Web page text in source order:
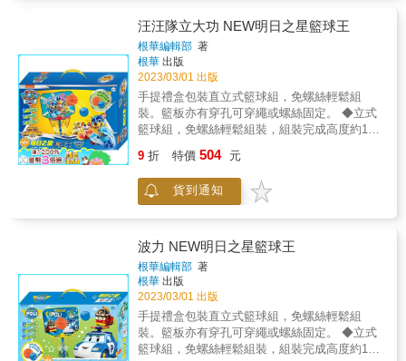
汪汪隊立大功 NEW明日之星籃球王
根華編輯部 著
根華 出版
2023/03/01 出版
手提禮盒包裝直立式籃球組，免螺絲輕鬆組
裝。籃板亦有穿孔可穿繩或螺絲固定。 ◆立式
籃球組，免螺絲輕鬆組裝，組裝完成高度約110
孩子能在遊戲中訓練專注力和手眼協調力。 ◆
盒裝收納easy，提把輕巧帶著走。 ●材質厚實
安全，本產品通過ST安全玩具檢驗
9 折 特價 504 元
貨到通知
波力 NEW明日之星籃球王
根華編輯部 著
根華 出版
2023/03/01 出版
手提禮盒包裝直立式籃球組，免螺絲輕鬆組
裝。籃板亦有穿孔可穿繩或螺絲固定。 ◆立式
籃球組，免螺絲輕鬆組裝，組裝完成高度約110